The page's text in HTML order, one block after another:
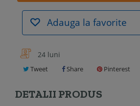
Adauga la favorite
24 luni
Tweet Share Pinterest
DETALII PRODUS